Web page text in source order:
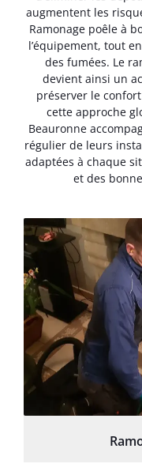
augmentent les
Ramonage poêle à
l’équipement, tout
des fumées. Le
devient ainsi un
préserver le
cette approche
Beauronne
régulier de leurs
adaptées à chaque
et des